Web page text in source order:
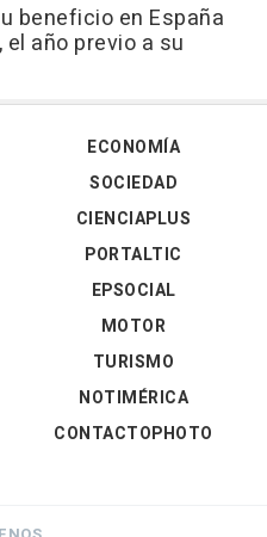
beneficio en España
año previo a su
ECONOMÍA
SOCIEDAD
CIENCIAPLUS
PORTALTIC
EPSOCIAL
MOTOR
TURISMO
NOTIMÉRICA
CONTACTOPHOTO